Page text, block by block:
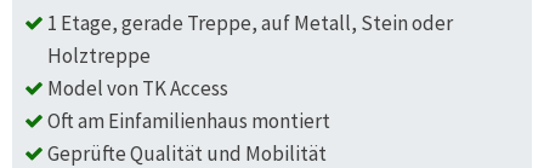
1 Etage, gerade Treppe, auf Metall, Stein oder
Holztreppe
Model von TK Access
Oft am Einfamilienhaus montiert
Geprüfte Qualität und Mobilität